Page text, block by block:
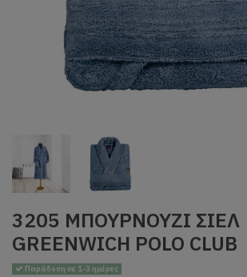
3205 ΜΠΟΥΡΝΟΥΖΙ ΣΙΕΛ
GREENWICH POLO CLUB
Παράδοση σε 1-3 ημέρες